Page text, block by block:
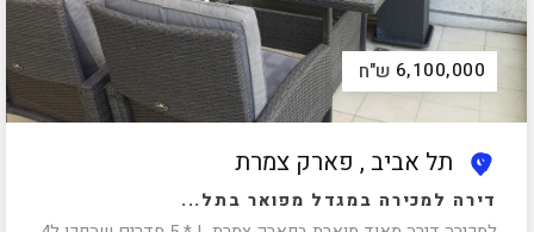
6,100,000 ש"ח
תל אביב , פארק צמרת
דירה למכירה במגדל מפואר בתל...